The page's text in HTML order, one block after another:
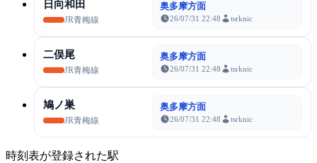
日向和田
JR青梅線
奥多摩方面
26/07/31 22:48 tsrknic
二俣尾
JR青梅線
奥多摩方面
26/07/31 22:48 tsrknic
鳩ノ巣
JR青梅線
奥多摩方面
26/07/31 22:48 tsrknic
時刻表が登録された駅